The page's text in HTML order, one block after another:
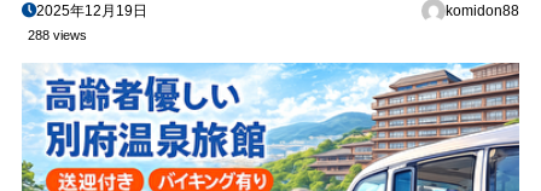
2025年12月19日 komidon88
288 views